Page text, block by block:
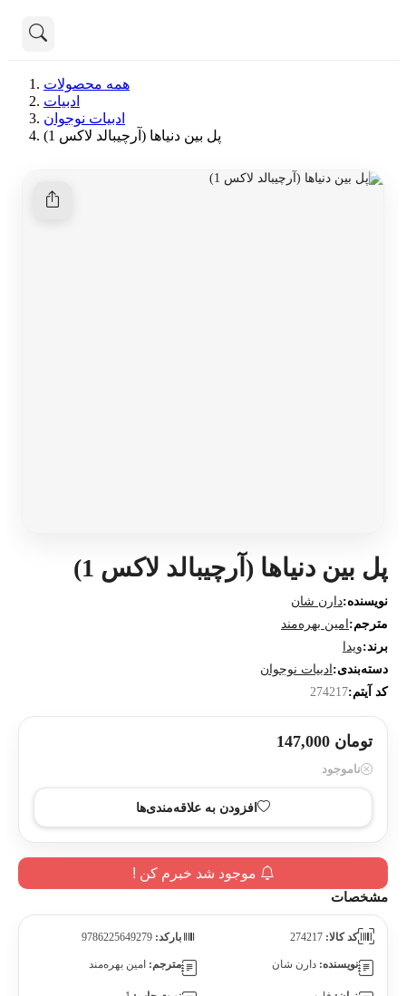
دسته بندی
همه محصولات
ادبیات
ادبیات نوجوان
پل بین دنیاها (آرچیبالد لاکس 1)
پل بین دنیاها (آرچیبالد لاکس 1)
نویسنده:دارن شان
مترجم: امین بهره‌مند
برند:ویدا
دسته‌بندی: ادبیات نوجوان
کد آیتم:274217
تومان 147,000
ناموجود
افزودن به علاقه‌مندی‌ها
موجود شد خبرم کن !
مشخصات
کد کالا: بارکد:
نویسنده: دارن شان مترجم: امین بهره‌مند